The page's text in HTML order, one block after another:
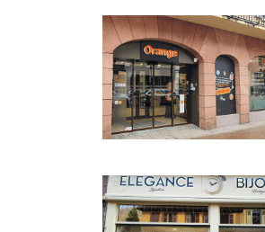
MAISON & DECO·MODE ET
SHOPPING